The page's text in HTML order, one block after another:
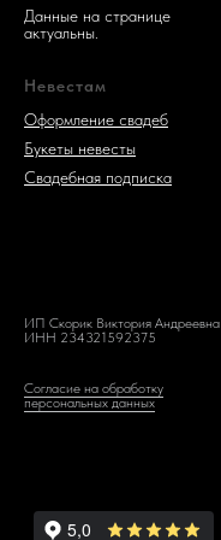
Данные на странице
актуальны.
Невестам
Оформление свадеб
Букеты невесты
Свадебная подписка
ИП Скорик Виктория Андреевна
ИНН 234321592375
Согласие на обработку
персональных данных